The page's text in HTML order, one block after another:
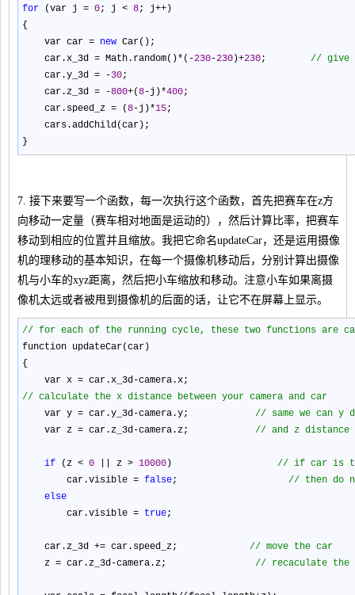
for (var j = 0; j < 8; j++ )
{
var car = new Car();
car.x_3d = Math.random()* ( -230-230 )+230; // give
car.y_3d = -30;
car.z_3d = -800+(8-j)*400;
car.speed_z = (8-j)*15;
cars.addChild(car);
}
7. 接下来要写一个函数，每一次执行这个函数，首先把赛车在z方
向移动一定量（赛车相对地面是运动的），然后计算比率，把赛车
移动到相应的位置并且缩放。我把它命名updateCar，还是运用摄像
机的理移动的基本知识，在每一个摄像机移动后，分别计算出摄像
机与小车的xyz距离，然后把小车缩放和移动。注意小车如果离摄
像机太远或者被甩到摄像机的后面的话，让它不在屏幕上显示。
// for each of the running cycle, these two functions are
function updateCar(car)
{
var x = car.x_3d-camera.x;
// calculate the x distance between your camera and car
var y = car.y_3d-camera.y; // same we can y
var z = car.z_3d-camera.z; // and z distance
if (z < 0 z > 10000 ) // if car is
car.visible = false; // then do
else
car.visible = true;
car.z_3d += car.speed_z; // move the car
z = car.z_3d-camera.z; // recaculate the